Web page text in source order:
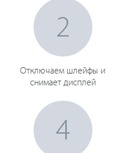
2
Отключаем шлейфы и
снимает дисплей
4